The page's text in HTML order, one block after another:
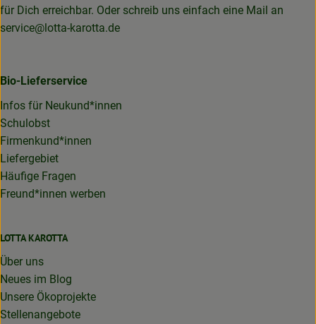
für Dich erreichbar. Oder schreib uns einfach eine Mail an
service@lotta-karotta.de
Bio-Lieferservice
Infos für Neukund*innen
Schulobst
Firmenkund*innen
Liefergebiet
Häufige Fragen
Freund*innen werben
LOTTA KAROTTA
Über uns
Neues im Blog
Unsere Ökoprojekte
Stellenangebote